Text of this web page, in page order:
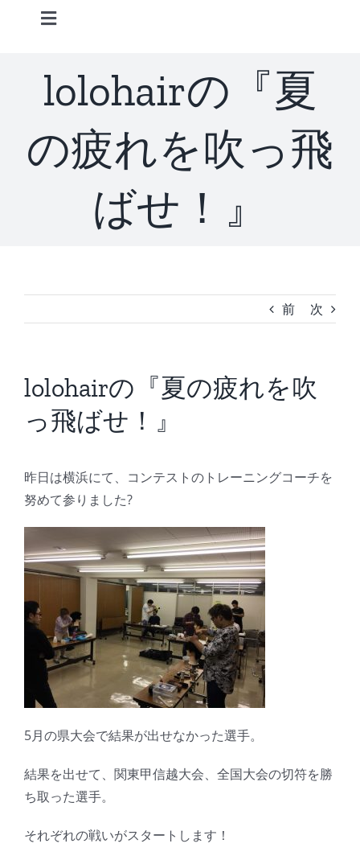
Toggle
STAFF
CONCEPT
ACCESS
BLOG
Reservation
lolohairの『夏
の疲れを吹っ飛
ばせ！』
前 次
lolohairの『夏の疲れを吹
っ飛ばせ！』
昨日は横浜にて、コンテストのトレーニングコーチを
努めて参りました?
5月の県大会で結果が出せなかった選手。
結果を出せて、関東甲信越大会、全国大会の切符を勝
ち取った選手。
それぞれの戦いがスタートします！